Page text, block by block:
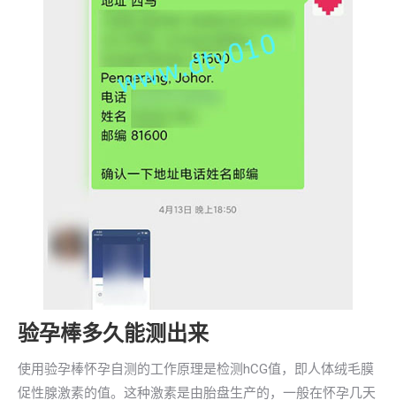
验孕棒多久能测出来
使用验孕棒怀孕自测的工作原理是检测hCG值，即人体绒毛膜
促性腺激素的值。这种激素是由胎盘生产的，一般在怀孕几天